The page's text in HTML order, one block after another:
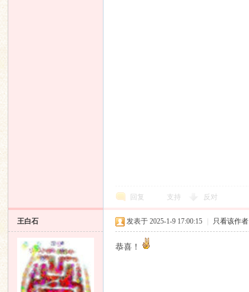
回复 支持 反对
王白石 发表于 2025-1-9 17:00:15 只看该作者
恭喜！